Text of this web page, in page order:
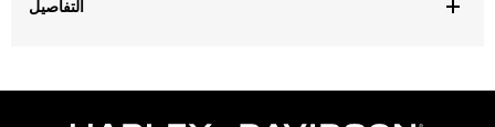
التفاصيل
WARRANTY:2 year limited warranty – Go towww.h-